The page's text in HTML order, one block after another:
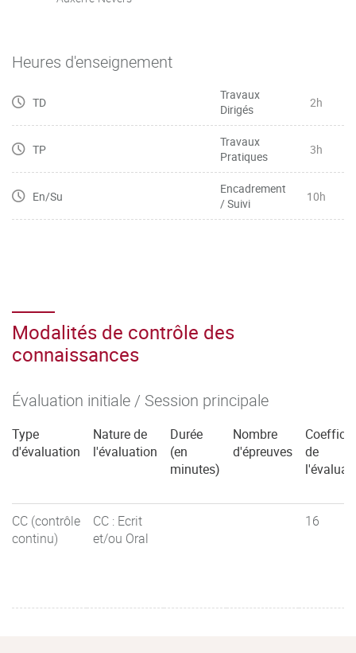
Heures d'enseignement
TD
Travaux
Dirigés
2h
TP
Travaux
Pratiques
3h
En/Su
Encadrement
/ Suivi
10h
Modalités de contrôle des
connaissances
Évaluation initiale / Session principale
Type
d'évaluation
Nature de
l'évaluation
Durée
(en
minutes)
Nombre
d'épreuves
de
CC (contrôle
continu)
CC : Ecrit
et/ou Oral
16